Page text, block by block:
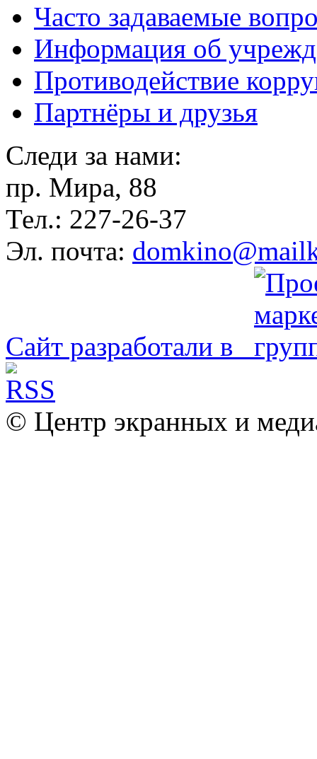
Часто задаваемые
Информация об
Противодействие
Партнёры и друзья
Следи за нами:
пр. Мира, 88
Тел.: 227-26-37
Эл. почта:
Сайт разработали в
© Центр экранных и